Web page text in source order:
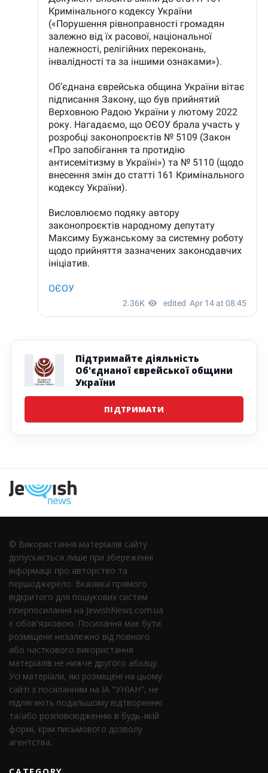
Підтримайте діяльність
Об'єднаної єврейської общини
України
ПІДТРИМАТИ
© Використання матеріалів сайту
допускається лише при збереженні
інформації про авторство та
першоджерело. Вказівка ​​прямого
відкритого для пошукових систем
гіперпосилання на JewishNews.com.ua
є обов'язковою. Посилання має бути
розміщене незалежно від повного
або часткового використання
матеріалів не нижче другого абзацу.
Усі матеріали, які розміщені на цьому
сайті з посиланням на ІА "УНІАН", не
підлягають подальшому відтворенню
та/або розповсюдженню в будь-якій
формі, крім письмового дозволу
агентства.